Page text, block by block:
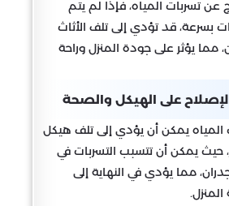
عن تسربات المياه، فإذا لم يتم
بسرعة، قد تؤدي إلى تلف الأثاث
مما يؤثر على جودة المنزل وراحة
على الهيكل والصحة
المياه يمكن أن يؤدي إلى تلف هيكل
حيث يمكن أن تتسبب التسربات في
مما يؤدي في النهاية إلى